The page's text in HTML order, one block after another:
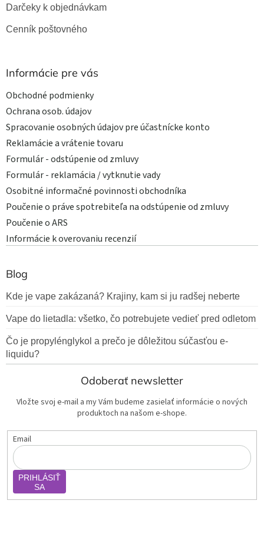
Darčeky k objednávkam
Cenník poštovného
Informácie pre vás
Obchodné podmienky
Ochrana osob. údajov
Spracovanie osobných údajov pre účastnícke konto
Reklamácie a vrátenie tovaru
Formulár - odstúpenie od zmluvy
Formulár - reklamácia / vytknutie vady
Osobitné informačné povinnosti obchodníka
Poučenie o práve spotrebiteľa na odstúpenie od zmluvy
Poučenie o ARS
Informácie k overovaniu recenzií
Blog
Kde je vape zakázaná? Krajiny, kam si ju radšej neberte
Vape do lietadla: všetko, čo potrebujete vedieť pred odletom
Čo je propylénglykol a prečo je dôležitou súčasťou e-
liquidu?
Odoberať newsletter
Vložte svoj e-mail a my Vám budeme zasielať informácie o nových
produktoch na našom e-shope.
Email
PRIHLÁSIŤ
SA